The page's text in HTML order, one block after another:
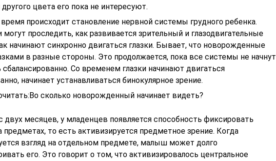
цвета его пока не интересуют.
происходит становление нервной системы грудного ребенка.
могут проследить, как развивается зрительный и глазодвигательные
начинают синхронно двигаться глазки. Бывает, что новорожденные
в разные стороны. Это продолжается, пока все системы не начнут
сбалансированно. Со временем глазки начинают двигаться
начинает устанавливаться бинокулярное зрение.
сколько новорожденный начинает видеть?
двух месяцев, у младенцев появляется способность фиксировать
предметах, то есть активизируется предметное зрение. Когда
взгляд на отдельном предмете, малыш может долго
его. Это говорит о том, что активизировалось центральное